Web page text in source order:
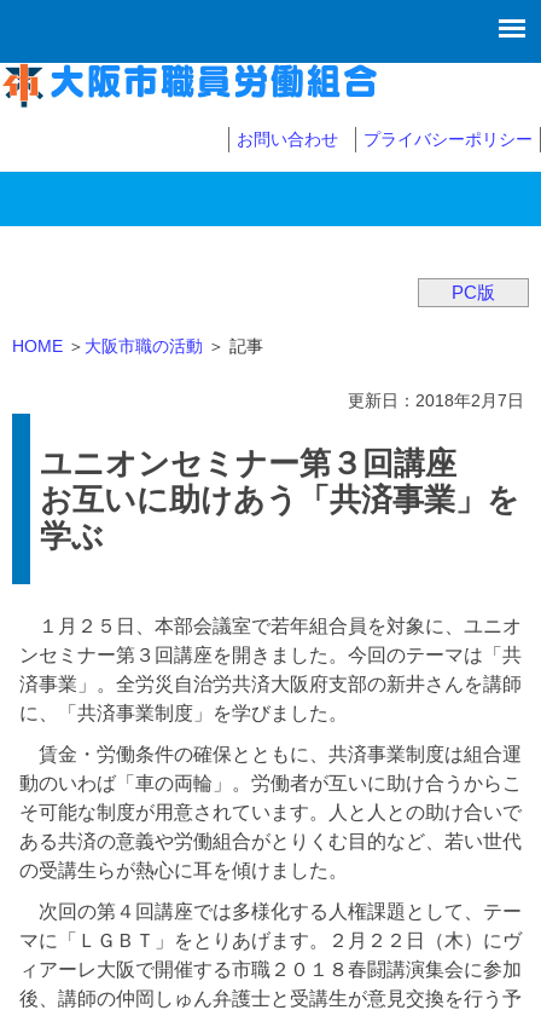
プライバシーポリシー
お問い合わせ
PC版
HOME ＞ 大阪市職の活動 ＞ 記事
更新日：2018年2月7日
ユニオンセミナー第３回講座
お互いに助けあう「共済事業」を
学ぶ
１月２５日、本部会議室で若年組合員を対象に、ユニオ
ンセミナー第３回講座を開きました。今回のテーマは「共
済事業」。全労災自治労共済大阪府支部の新井さんを講師
に、「共済事業制度」を学びました。
賃金・労働条件の確保とともに、共済事業制度は組合運
動のいわば「車の両輪」。労働者が互いに助け合うからこ
そ可能な制度が用意されています。人と人との助け合いで
ある共済の意義や労働組合がとりくむ目的など、若い世代
の受講生らが熱心に耳を傾けました。
次回の第４回講座では多様化する人権課題として、テー
マに「ＬＧＢＴ」をとりあげます。２月２２日（木）にヴ
ィアーレ大阪で開催する市職２０１８春闘講演集会に参加
後、講師の仲岡しゅん弁護士と受講生が意見交換を行う予